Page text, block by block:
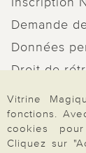
Demande
Données
Droit de
Vitrine
fonctions.
cookies
Cliquez sur